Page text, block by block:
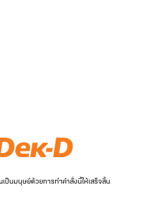
ป็นมนุษย์ด้วยการทำคำสั่งนี้ให้เสร็จสิ้น